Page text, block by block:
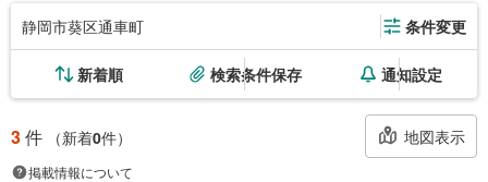
静岡市葵区通車町 条件変更
新着順 検索条件保存 通知設定
3件 （新着0件） 地図表示
掲載情報について